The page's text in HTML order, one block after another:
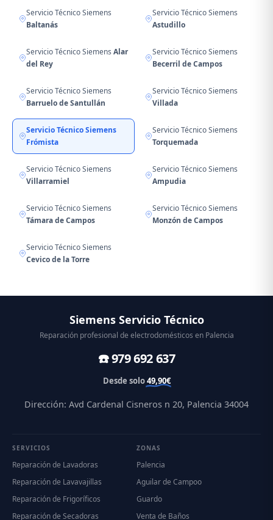
Servicio Técnico Siemens
Baltanás
Servicio Técnico Siemens
Astudillo
Servicio Técnico Siemens Alar
del Rey
Servicio Técnico Siemens
Becerril de Campos
Servicio Técnico Siemens
Barruelo de Santullán
Servicio Técnico Siemens
Villada
Servicio Técnico Siemens
Frómista
Servicio Técnico Siemens
Torquemada
Servicio Técnico Siemens
Villarramiel
Servicio Técnico Siemens
Ampudia
Servicio Técnico Siemens
Támara de Campos
Servicio Técnico Siemens
Monzón de Campos
Servicio Técnico Siemens
Cevico de la Torre
Siemens Servicio Técnico
Reparación profesional de electrodomésticos en Palencia
☎️ 979 692 637
Desde solo49,90€
Dirección: Avd Cardenal Cisneros n 20, Palencia 34004
SERVICIOS
Reparación de Lavadoras
Reparación de Lavavajillas
Reparación de Frigoríficos
Reparación de Secadoras
ZONAS
Palencia
Aguilar de Campoo
Guardo
Venta de Baños